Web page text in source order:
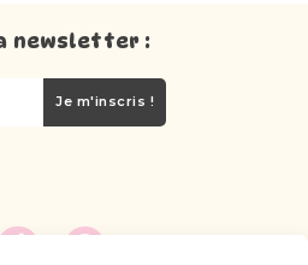
newsletter :
Je m'inscris !